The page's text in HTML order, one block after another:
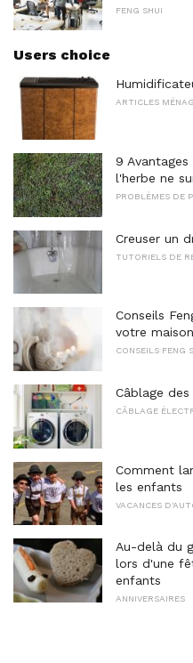
FENG SHUI
Users choice
ARTICLES
9
l'herbe ne
PROBLÈMES DE
Creuser un
TUTORIELS DE
Conseils
votre maison
CONSEILS FENG
Câblage
CÂBLAGE
Comment
les enfants
VACANCES
Au-delà du
lors d'une
enfants
ANNIVERSAIRES